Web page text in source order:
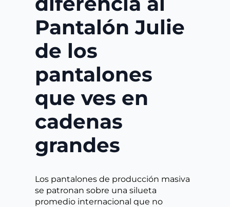
Pantalón Julie
de los
pantalones
que ves en
cadenas
grandes
Los pantalones de producción masiva
se patronan sobre una silueta
promedio internacional que no